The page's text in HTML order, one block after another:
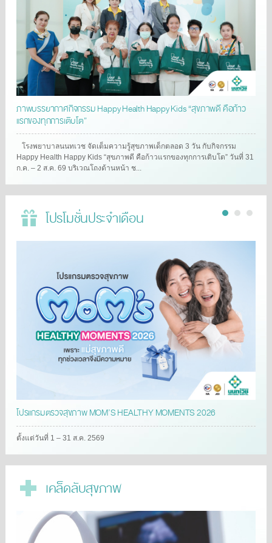
ภาพบรรยากาศกิจกรรม Happy Health Happy Kids “สุขภาพดี คือก้าว
แรกของทุกการเติบโต”
โรงพยาบาลนนทเวช จัดเต็มความรู้สุขภาพเด็กตลอด 3 วัน กับกิจกรรม
Happy Health Happy Kids “สุขภาพดี คือก้าวแรกของทุกการเติบโต” วันที่ 31
ก.ค. – 2 ส.ค. 69 บริเวณโถงด้านหน้า ช...
โปรโมชั่นประจำเดือน
โปรแกรมตรวจสุขภาพ MOM’S HEALTHY MOMENTS 2026
ตั้งแต่วันที่ 1 – 31 ส.ค. 2569
เคล็ดลับสุขภาพ